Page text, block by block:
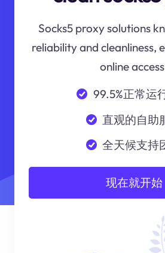
Socks5 proxy solutions
reliability and cleanliness,
online
99.5%正常运
直观的自助
全天候支持
现在就开始